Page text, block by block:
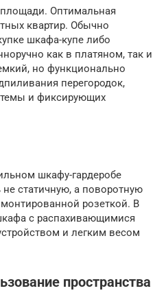
Оптимальная
квартир. Обычно
шкафа-купе либо
как в платяном, так и
но функционально
перегородок,
и фиксирующих
шкафу-гардеробе
статичную, а поворотную
розеткой. В
с распахивающимися
и легким весом
пространства